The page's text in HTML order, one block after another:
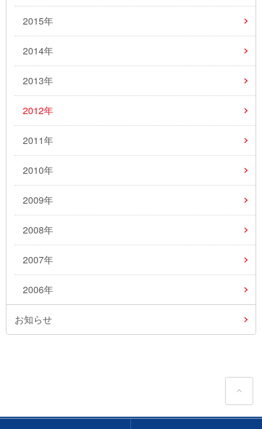
2015年
2014年
2013年
2012年
2011年
2010年
2009年
2008年
2007年
2006年
お知らせ
ペ